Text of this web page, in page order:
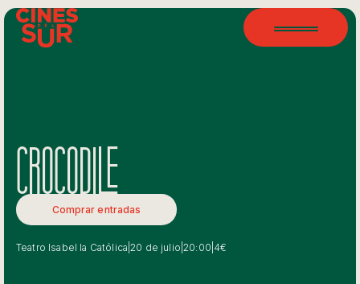
CROCODILE
Comprar entradas
Teatro Isabel la Católica |20 de julio |20:00 4€